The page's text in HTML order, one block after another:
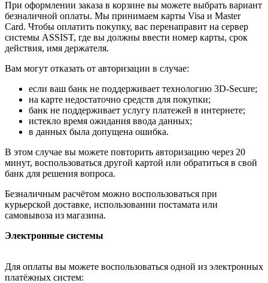
При оформлении заказа в корзине вы можете выбрать вариант
безналичной оплаты. Мы принимаем карты Visa и Master
Card. Чтобы оплатить покупку, вас перенаправит на сервер
системы ASSIST, где вы должны ввести номер карты, срок
действия, имя держателя.
Вам могут отказать от авторизации в случае:
если ваш банк не поддерживает технологию 3D-Secure;
на карте недостаточно средств для покупки;
банк не поддерживает услугу платежей в интернете;
истекло время ожидания ввода данных;
в данных была допущена ошибка.
В этом случае вы можете повторить авторизацию через 20
минут, воспользоваться другой картой или обратиться в свой
банк для решения вопроса.
Безналичным расчётом можно воспользоваться при
курьерской доставке, использовании постамата или
самовывоза из магазина.
Электронные системы
Для оплаты вы можете воспользоваться одной из электронных
платёжных систем: